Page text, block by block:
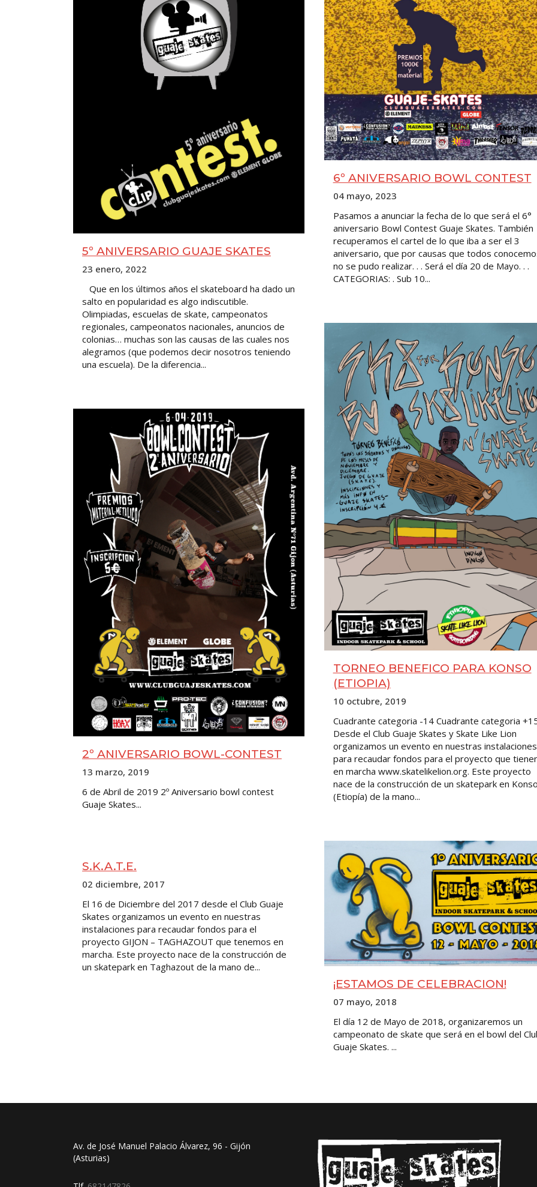
6º ANIVERSARIO BOWL CONTEST
04 mayo, 2023
Pasamos a anunciar la fecha de lo que será el 6°
aniversario Bowl Contest Guaje Skates. También
recuperamos el cartel de lo que iba a ser el 3
aniversario, que por causas que todos
no se pudo realizar. . . Será el día 20 de Mayo. . .
CATEGORIAS: . Sub 10...
5º ANIVERSARIO GUAJE SKATES
23 enero, 2022
Que en los últimos años el skateboard ha dado un
salto en popularidad es algo indiscutible.
Olimpiadas, escuelas de skate, campeonatos
regionales, campeonatos nacionales, anuncios de
colonias… muchas son las causas de las cuales nos
alegramos (que podemos decir nosotros teniendo
una escuela). De la diferencia...
TORNEO BENEFICO PARA KONSO
(ETIOPIA)
10 octubre, 2019
Cuadrante categoria -14 Cuadrante categoria
Desde el Club Guaje Skates y Skate Like Lion
organizamos un evento en nuestras instalaciones
para recaudar fondos para el proyecto que
en marcha www.skatelikelion.org. Este proyecto
nace de la construcción de un skatepark en
(Etiopía) de la mano...
2º ANIVERSARIO BOWL-CONTEST
13 marzo, 2019
6 de Abril de 2019 2º Aniversario bowl contest
Guaje Skates...
¡ESTAMOS DE CELEBRACION!
07 mayo, 2018
El día 12 de Mayo de 2018, organizaremos un
campeonato de skate que será en el bowl del
Guaje Skates. ...
S.K.A.T.E.
02 diciembre, 2017
El 16 de Diciembre del 2017 desde el Club Guaje
Skates organizamos un evento en nuestras
instalaciones para recaudar fondos para el
proyecto GIJON – TAGHAZOUT que tenemos en
marcha. Este proyecto nace de la construcción de
un skatepark en Taghazout de la mano de...
Av. de José Manuel Palacio Álvarez, 96 - Gijón
(Asturias)